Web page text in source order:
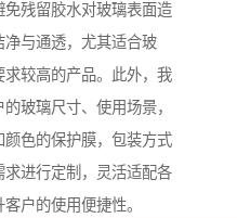
残留胶水对玻璃表面造
与通透，尤其适合玻
较高的产品。此外，我
玻璃尺寸、使用场景，
色的保护膜，包装方式
进行定制，灵活适配各
户的使用便捷性。